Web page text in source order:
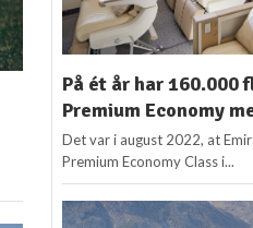
På ét år har 160.000
Premium Economy
Det var i august 2022, at
Premium Economy Class i...